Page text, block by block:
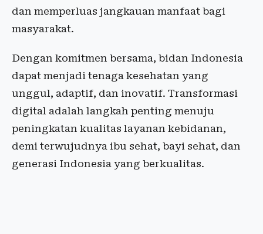
dan memperluas jangkauan manfaat bagi
masyarakat.
Dengan komitmen bersama, bidan Indonesia
dapat menjadi tenaga kesehatan yang
unggul, adaptif, dan inovatif. Transformasi
digital adalah langkah penting menuju
peningkatan kualitas layanan kebidanan,
demi terwujudnya ibu sehat, bayi sehat, dan
generasi Indonesia yang berkualitas.